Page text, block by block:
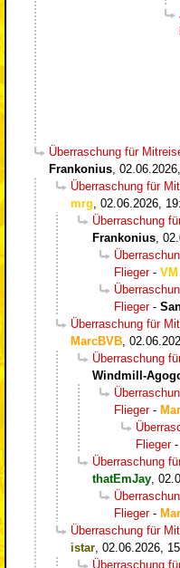
Überraschung für
Frankonius
Überraschung für
mrg 02.06.2026,
Überraschung
Frankonius
Flieger- VM
Flieger-
Überraschung für
MarcBVB
Überraschung
Windmill-
Flieger-
Flieger-
Überraschung
thatEmJay
Flieger-
Überraschung für
istar 02.06.2026,
Überraschung